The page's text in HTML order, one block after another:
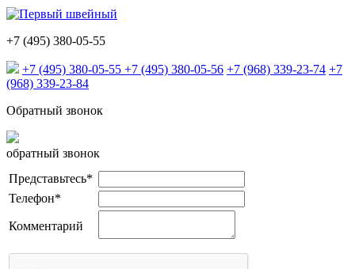
+7 (495) 380-05-55
+7 (495) 380-05-55 +7 (495) 380-05-56 +7 (968) 339-23-74 +7
(968) 339-23-84
Обратный звонок
обратный звонок
Представьтесь*
Телефон*
Комментарий